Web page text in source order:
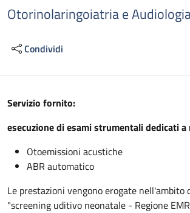
Otorinolaringoiatria e
Condividi
Descrizione
Servizio fornito:
esecuzione di esami strumentali dedicati
Otoemissioni acustiche
ABR automatico
Le prestazioni vengono erogate nell'ambito
"screening uditivo neonatale - Regione